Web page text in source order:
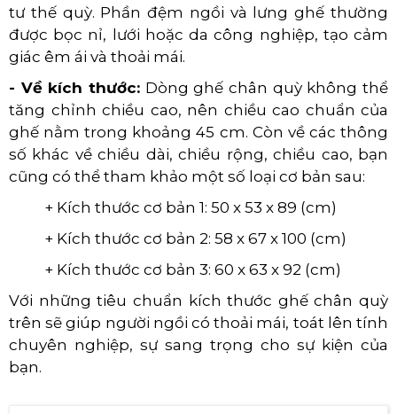
tư thế quỳ. Phần đệm ngồi và lưng ghế thường
được bọc nỉ, lưới hoặc da công nghiệp, tạo cảm
giác êm ái và thoải mái.
- Về kích thước: Dòng ghế chân quỳ không thể
tăng chỉnh chiều cao, nên chiều cao chuẩn của
ghế nằm trong khoảng 45 cm. Còn về các thông
số khác về chiều dài, chiều rộng, chiều cao, bạn
cũng có thể tham khảo một số loại cơ bản sau:
+ Kích thước cơ bản 1: 50 x 53 x 89 (cm)
+ Kích thước cơ bản 2: 58 x 67 x 100 (cm)
+ Kích thước cơ bản 3: 60 x 63 x 92 (cm)
Với những tiêu chuẩn kích thước ghế chân quỳ
trên sẽ giúp người ngồi có thoải mái, toát lên tính
chuyên nghiệp, sự sang trọng cho sự kiện của
bạn.